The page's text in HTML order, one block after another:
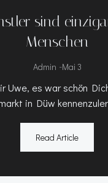
sind
Menschen
Admin -Mai 3
Uwe, es war schön
in Düw
Read Article